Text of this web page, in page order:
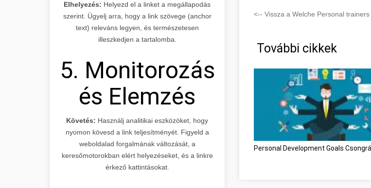
Elhelyezés: Helyezd el a linket a megállapodás
szerint. Ügyelj arra, hogy a link szövege (anchor
text) releváns legyen, és természetesen
illeszkedjen a tartalomba.
5. Monitorozás
és Elemzés
Követés: Használj analitikai eszközöket, hogy
nyomon kövesd a link teljesítményét. Figyeld a
weboldalad forgalmának változását, a
keresőmotorokban elért helyezéseket, és a linkre
érkező kattintásokat.
<-- Vissza a Welche Personal
További cikkek
Personal Development Goals